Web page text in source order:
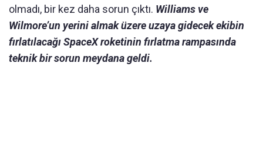
olmadı, bir kez daha sorun çıktı. Williams ve
Wilmore’un yerini almak üzere uzaya gidecek ekibin
fırlatılacağı SpaceX roketinin fırlatma rampasında
teknik bir sorun meydana geldi.